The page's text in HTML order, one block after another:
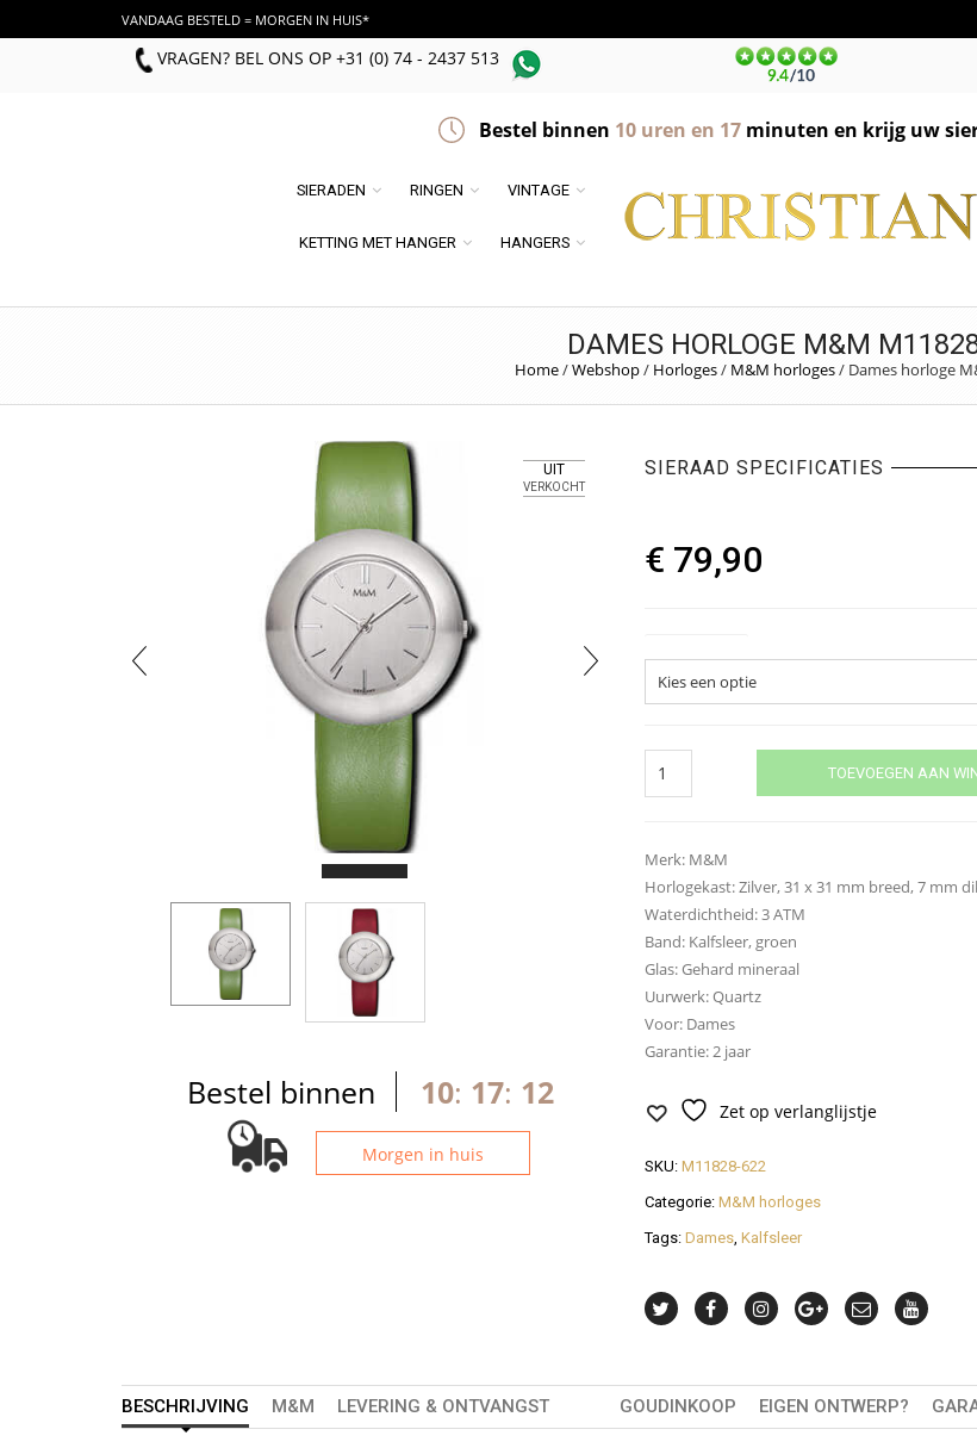
VANDAAG BESTELD = MORGEN IN HUIS*
VRAGEN? BEL ONS OP +31 (0) 74 - 2437 513
Bestel binnen 10uren en 17minuten en krijg uw
SIERADEN RINGEN VINTAGE
KETTING MET HANGER HANGERS
DAMES HORLOGE M&M
Home/Webshop/ Horloges/ M&M horloges/ Dames horloge
UIT
VERKOCHT
Bestel binnen 10: 17: 11
Morgen in huis
SIERAAD SPECIFICATIES
€ 79,90
horloge
622
quantity
TOEVOEGEN AAN
Merk: M&M
Horlogekast: Zilver, 31 x 31 mm breed, 7 mm
Waterdichtheid: 3 ATM
Band: Kalfsleer, groen
Glas: Gehard mineraal
Uurwerk: Quartz
Voor: Dames
Garantie: 2 jaar
Zet op verlanglijstje
SKU: M11828-622
Categorie: M&M horloges
Tags: Dames, Kalfsleer
BESCHRIJVING M&M LEVERING & ONTVANGST GOUDINKOOP EIGEN ONTWERP?